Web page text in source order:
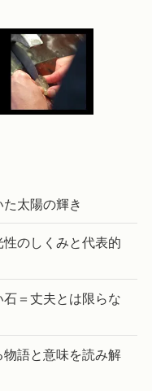
太陽の輝き
のしくみと代表的
＝丈夫とは限らな
語と意味を読み解